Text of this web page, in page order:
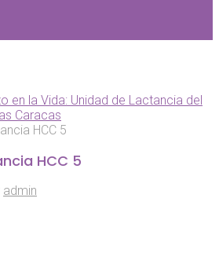
en la Vida: Unidad de Lactancia del
Caracas
HCC 5
HCC 5
admin